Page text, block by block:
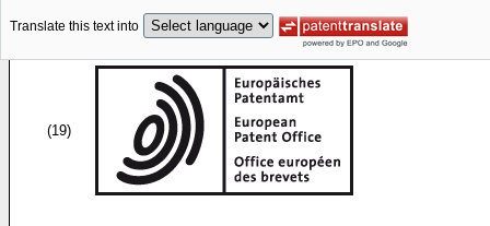
Translate this text into
(19)